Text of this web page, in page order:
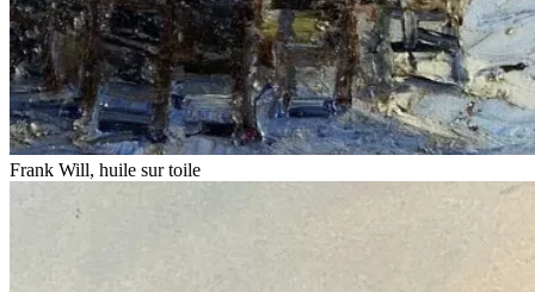
Frank Will, huile sur toile